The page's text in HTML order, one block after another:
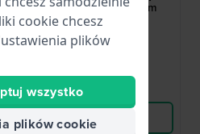
metalicznym paskiem
183,00 zł
● Dostępny
Wyświetl produkt
cookie chcesz
plików
wszystko
plików cookie